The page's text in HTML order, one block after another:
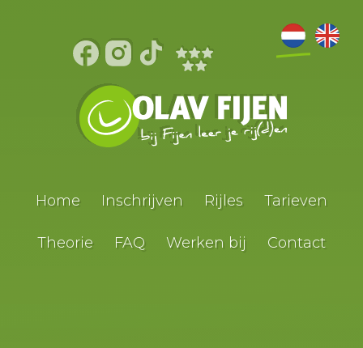
Home Inschrijven Rijles Tarieven
Theorie FAQ Werken bij Contact